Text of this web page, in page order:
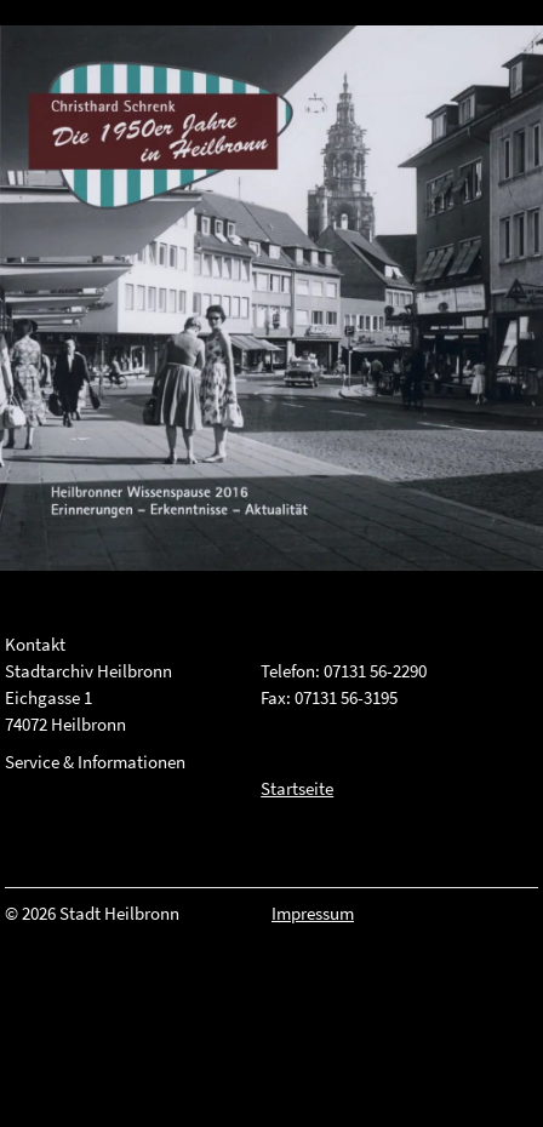
Kontakt
Stadtarchiv Heilbronn
Eichgasse 1
74072 Heilbronn
Telefon: 07131 56-2290
Fax: 07131 56-3195
Service & Informationen
Startseite
© 2026 Stadt Heilbronn Impressum